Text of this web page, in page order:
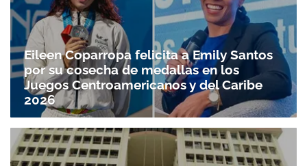
Gracias por suscribirte a nuestro boletín.
ACEPTAR
Eileen Coparropa felicita a Emily Santos
por su cosecha de medallas en los
Juegos Centroamericanos y del Caribe
2026